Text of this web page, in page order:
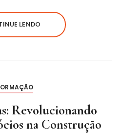
LENDO
Revolucionando
na Construção